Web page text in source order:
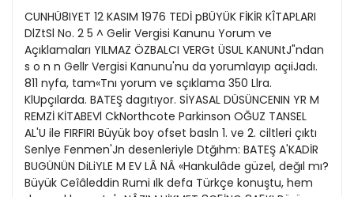
Evleniyoruz
Güney Dogu
Kitap Eki
Özel Ekler
Özel Okullar
Sevgililer Günü
Siyaset Eki
1991
1990
1989
1988
1987
1986
19
20
21
22
23
24
25
CUNHÜ8IYET 12 KASIM 1976 TEDİ pBÜYÜK FİKİR KÎTAPLARI
DlZtSl No. 2 5 ^ Gelir Vergisi Kanunu Yorum ve
Açıklamaları YILMAZ ÖZBALCI VERGt ÜSUL KANUNtJ"ndan
s o n n Gellr Vergisi Kanunu'nu da yorumlayıp açıiJadı.
811 nyfa, tam«Tnı yorum ve sçıklama 350 Llra.
KlUpçılarda. BATEŞ dagıtıyor. SİYASAL DÜSÜNCENIN YR M
REMZİ KİTABEVl CkNorthcote Parkinson OĞUZ TANSEL
AL'U ile FIRFIRI Büyük boy ofset basln 1. ve 2. ciltleri çıktı
Senlye Fenmen'Jn desenleriyle Dtğıhm: BATEŞ A'KADİR
BUGÜNÜN DiLiYLE M EV LÂ NÂ «Hankulâde güzel, değıl mı?
Büyük Ceîâleddin Rumi ılk defa Türkçe konuştu, hem